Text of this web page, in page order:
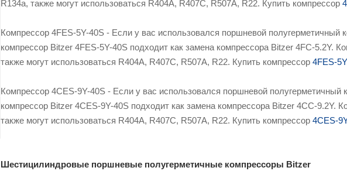
R134a, также могут использоваться R404A, R407C, R507A, R22. Купить компрессор
Компрессор 4FES-5Y-40S - Если у вас использовался поршневой полугерметичный
компрессор Bitzer 4FES-5Y-40S подходит как замена компрессора Bitzer 4FC-5.2Y.
также могут использоваться R404A, R407C, R507A, R22. Купить компрессор 4FES-
Компрессор 4CES-9Y-40S - Если у вас использовался поршневой
компрессор Bitzer 4CES-9Y-40S подходит как замена компрессора Bitzer 4CC-
также могут использоваться R404A, R407C, R507A, R22. Купить компрессор 4CES-
Шестицилиндровые поршневые полугерметичные компрессоры Bitzer